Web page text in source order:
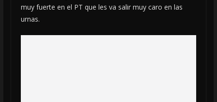
muy fuerte en el PT que les va salir muy caro en las
urnas.